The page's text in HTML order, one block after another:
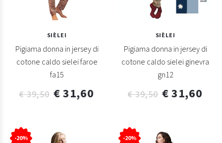
SIÈLEI
Pigiama donna in jersey di
cotone caldo sielei faroe
fa15
€ 39,50 € 31,60
SIÈLEI
Pigiama donna in jersey di
cotone caldo sielei ginevra
gn12
€ 39,50 € 31,60
-20% -20%